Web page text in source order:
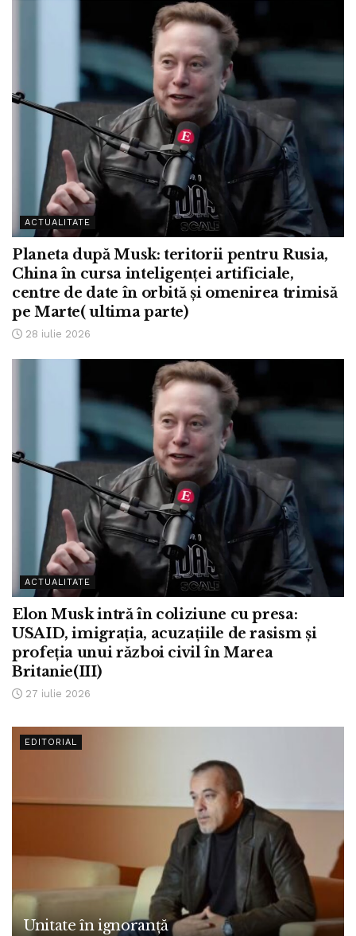
ACTUALITATE
Planeta după Musk: teritorii pentru Rusia,
China în cursa inteligenței artificiale,
centre de date în orbită și omenirea trimisă
pe Marte( ultima parte)
28 iulie 2026
ACTUALITATE
Elon Musk intră în coliziune cu presa:
USAID, imigrația, acuzațiile de rasism și
profeția unui război civil în Marea
Britanie(III)
27 iulie 2026
EDITORIAL
Unitate în ignoranță